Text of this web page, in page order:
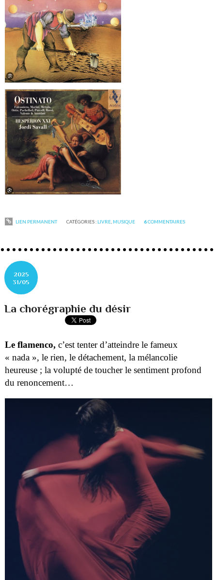
LIEN PERMANENT CATÉGORIES : LIVRE, MUSIQUE 6COMMENTAIRES
2025
31/05
La chorégraphie du désir
Le flamenco, c’est tenter d’atteindre le fameux
« nada », le rien, le détachement, la mélancolie
heureuse ;la volupté de toucher le sentiment profond
du renoncement…